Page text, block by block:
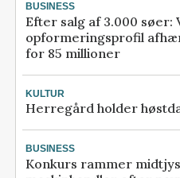
BUSINESS
Efter salg af 3.000 søer:
opformeringsprofil
for 85 millioner
KULTUR
Herregård holder
BUSINESS
Konkurs rammer